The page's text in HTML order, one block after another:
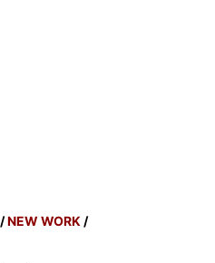
/NEW WORK /